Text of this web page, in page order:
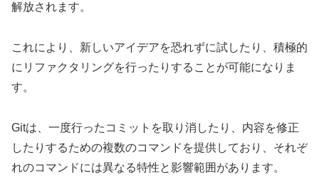
解放されます。
これにより、新しいアイデアを恐れずに試したり、積極的
にリファクタリングを行ったりすることが可能になりま
す。
Gitは、一度行ったコミットを取り消したり、内容を修正
したりするための複数のコマンドを提供しており、それぞ
れのコマンドには異なる特性と影響範囲があります。